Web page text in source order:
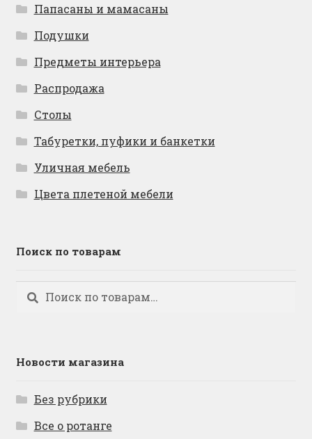
Папасаны и мамасаны
Подушки
Предметы интерьера
Распродажа
Столы
Табуретки, пуфики и банкетки
Уличная мебель
Цвета плетеной мебели
Поиск по товарам
Искать:
Поиск
Новости магазина
Без рубрики
Все о ротанге